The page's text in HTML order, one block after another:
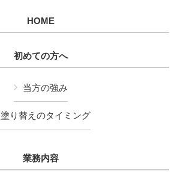
HOME
初めての方へ
当方の強み
塗り替えのタイミング
業務内容